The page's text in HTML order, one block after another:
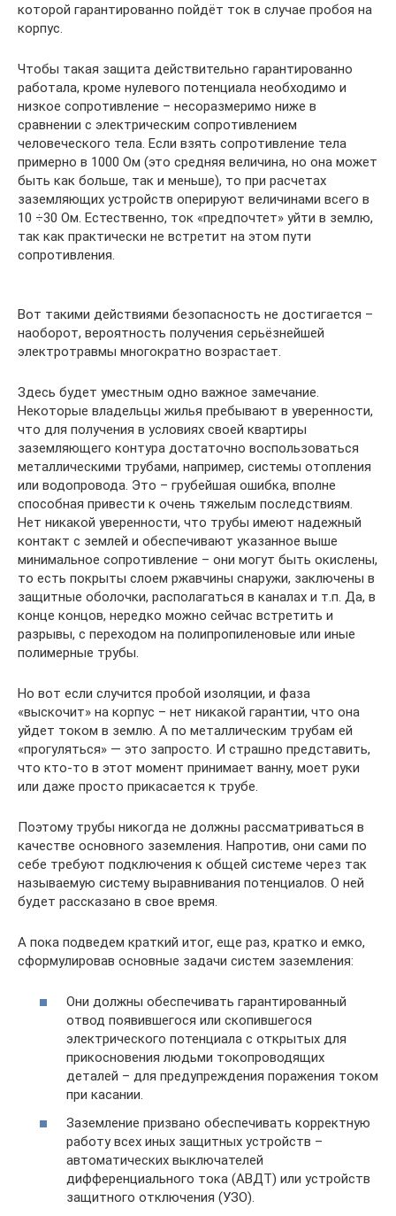
которой гарантированно пойдёт ток в случае пробоя на
корпус.
Чтобы такая защита действительно гарантированно
работала, кроме нулевого потенциала необходимо и
низкое сопротивление – несоразмеримо ниже в
сравнении с электрическим сопротивлением
человеческого тела. Если взять сопротивление тела
примерно в 1000 Ом (это средняя величина, но она может
быть как больше, так и меньше), то при расчетах
заземляющих устройств оперируют величинами всего в
10 ÷30 Ом. Естественно, ток «предпочтет» уйти в землю,
так как практически не встретит на этом пути
сопротивления.
Вот такими действиями безопасность не достигается –
наоборот, вероятность получения серьёзнейшей
электротравмы многократно возрастает.
Здесь будет уместным одно важное замечание.
Некоторые владельцы жилья пребывают в уверенности,
что для получения в условиях своей квартиры
заземляющего контура достаточно воспользоваться
металлическими трубами, например, системы отопления
или водопровода. Это – грубейшая ошибка, вполне
способная привести к очень тяжелым последствиям.
Нет никакой уверенности, что трубы имеют надежный
контакт с землей и обеспечивают указанное выше
минимальное сопротивление – они могут быть окислены,
то есть покрыты слоем ржавчины снаружи, заключены в
защитные оболочки, располагаться в каналах и т.п. Да, в
конце концов, нередко можно сейчас встретить и
разрывы, с переходом на полипропиленовые или иные
полимерные трубы.
Но вот если случится пробой изоляции, и фаза
«выскочит» на корпус – нет никакой гарантии, что она
уйдет током в землю. А по металлическим трубам ей
«прогуляться» — это запросто. И страшно представить,
что кто-то в этот момент принимает ванну, моет руки
или даже просто прикасается к трубе.
Поэтому трубы никогда не должны рассматриваться в
качестве основного заземления. Напротив, они сами по
себе требуют подключения к общей системе через так
называемую систему выравнивания потенциалов. О ней
будет рассказано в свое время.
А пока подведем краткий итог, еще раз, кратко и емко,
сформулировав основные задачи систем заземления:
Они должны обеспечивать гарантированный
отвод появившегося или скопившегося
электрического потенциала с открытых для
прикосновения людьми токопроводящих
деталей – для предупреждения поражения током
при касании.
Заземление призвано обеспечивать корректную
работу всех иных защитных устройств –
автоматических выключателей
дифференциального тока (АВДТ) или устройств
защитного отключения (УЗО).